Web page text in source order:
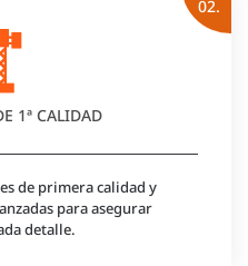
02.
1ª CALIDAD
de primera calidad y
para asegurar
detalle.